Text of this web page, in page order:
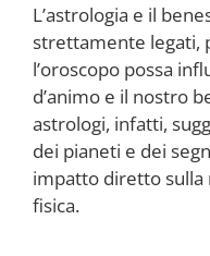
L’astrologia e il
strettamente legati,
l’oroscopo possa
d’animo e il nostro
astrologi, infatti,
dei pianeti e dei
impatto diretto sulla
fisica.